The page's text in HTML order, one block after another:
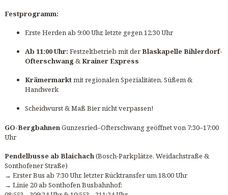
Festprogramm:
Erste Herden ab 9:00 Uhr, letzte gegen 12:30 Uhr
Ab 11:00 Uhr: Festzeltbetrieb mit derBlaskapelle Bihlerdorf-
Ofterschwang &Krainer Express
Krämermarktmit regionalen Spezialitäten, Süßem &
Handwerk
Scheidwurst & Maß Bier nicht verpassen!
GO-Bergbahnen Gunzesried–Ofterschwang geöffnet von 7:30–17:00
Uhr
Pendelbusse ab Blaichach(Bosch-Parkplätze, Weidachstraße &
Sonthofener Straße)
→ Erster Bus ab 7:30 Uhr, letzter Rücktransfer um 18:00 Uhr
→ Linie 20 ab Sonthofen Busbahnhof: